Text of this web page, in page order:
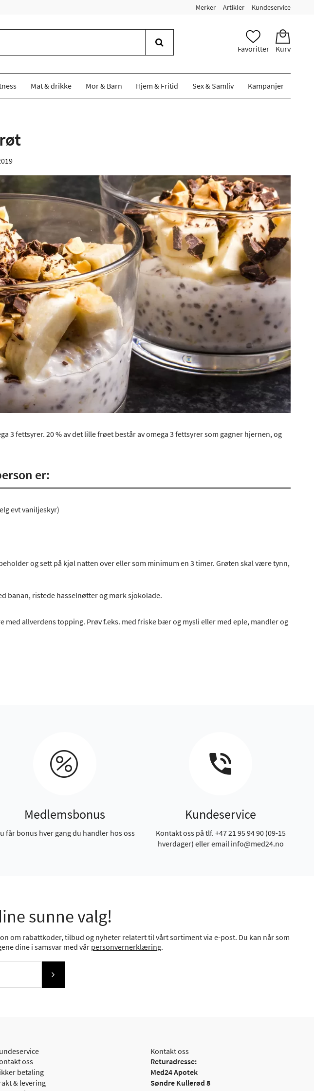
Merker Artikler Kundeservice
Favoritter Kurv
Mat & drikke Mor & Barn Hjem & Fritid Sex & Samliv Kampanjer
3 fettsyrer. 20 % av det lille frøet består av omega 3 fettsyrer som gagner hjernen, og
er:
evt vaniljeskyr)
og sett på kjøl natten over eller som minimum en 3 timer. Grøten skal være tynn,
banan, ristede hasselnøtter og mørk sjokolade.
med allverdens topping. Prøv f.eks. med friske bær og mysli eller med eple, mandler og
Medlemsbonus
får bonus hver gang du handler hos oss
Kundeservice
Kontakt oss på tlf. +47 21 95 94 90 (09-15
hverdager) eller email info@med24.no
sunne valg!
om rabattkoder, tilbud og nyheter relatert til vårt sortiment via e-post. Du kan når som
dine i samsvar med vår personvernerklæring.
oss
betaling
& levering
Kontakt oss
Returadresse:
Med24 Apotek
Søndre Kullerød 8